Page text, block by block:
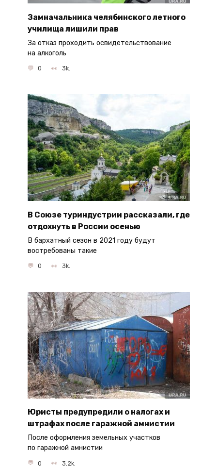
Замначальника челябинского летного
училища лишили прав
За отказ проходить освидетельствование
на алкоголь
0 3k.
В Союзе туриндустрии рассказали, где
отдохнуть в России осенью
В бархатный сезон в 2021 году будут
востребованы такие
0 3k.
Юристы предупредили о налогах и
штрафах после гаражной амнистии
После оформления земельных участков
по гаражной амнистии
0 3.2k.